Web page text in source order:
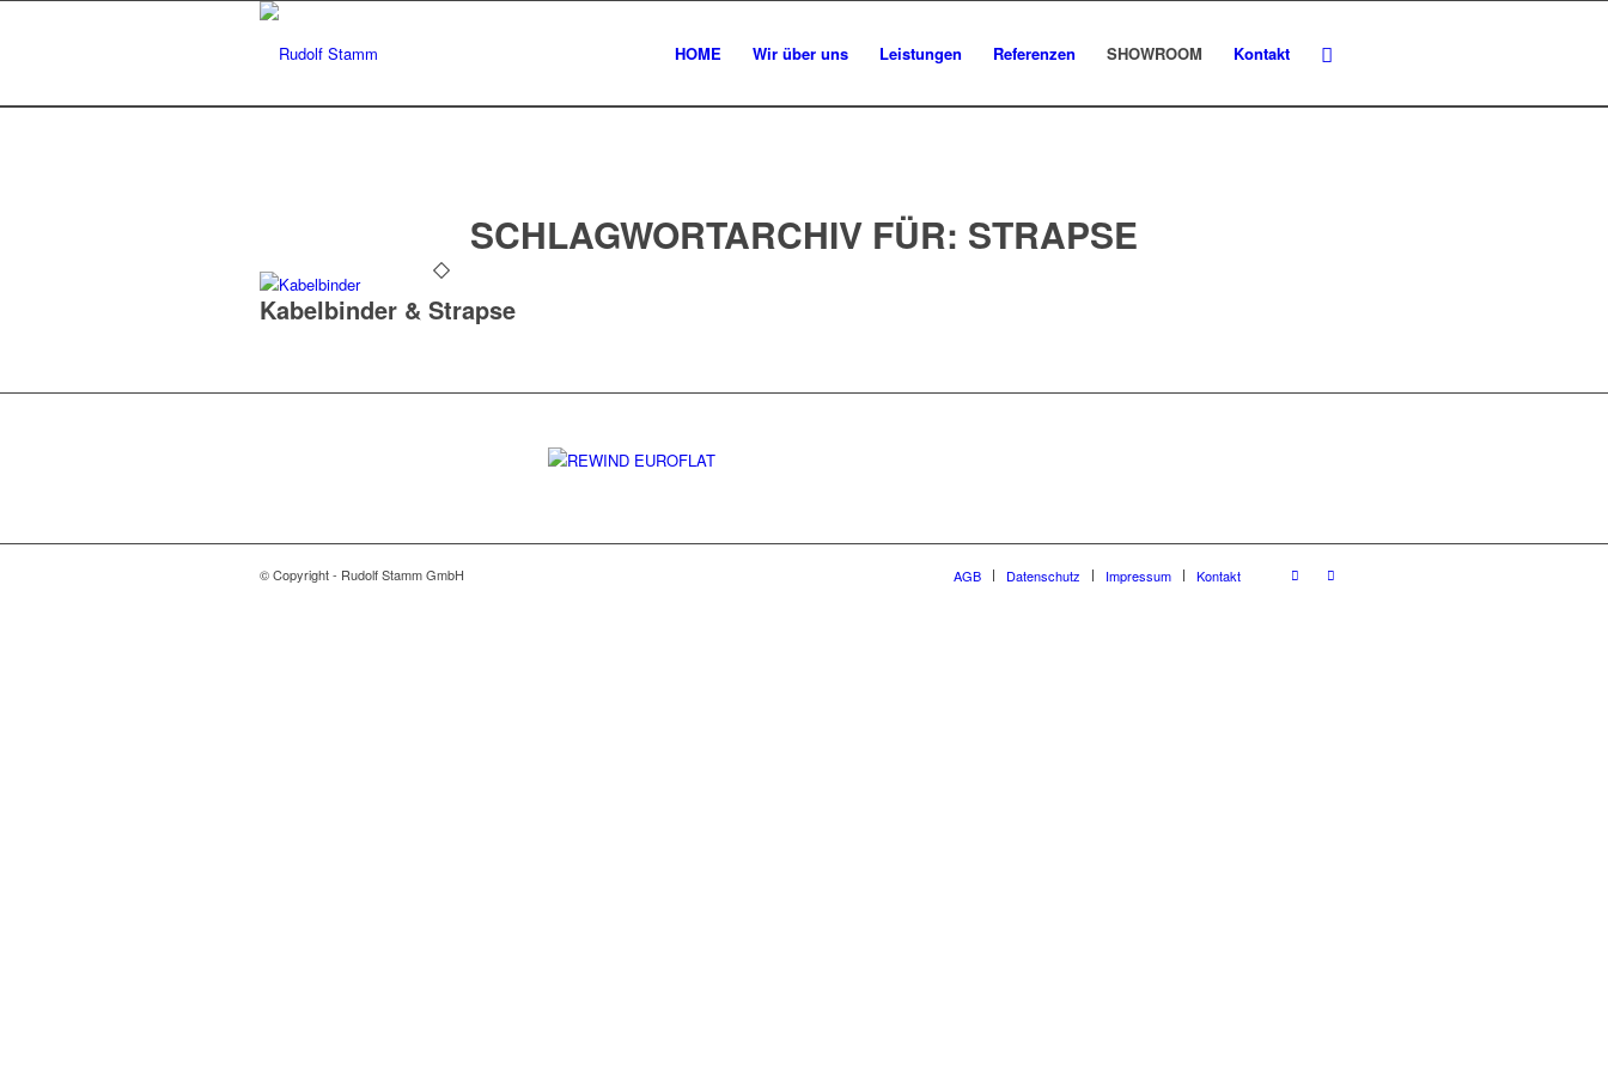
HOME Wir über uns Leistungen Referenzen SHOWROOM Kontakt
SCHLAGWORTARCHIV FÜR: STRAPSE
Kabelbinder & Strapse
© Copyright - Rudolf Stamm GmbH AGB Datenschutz Impressum Kontakt